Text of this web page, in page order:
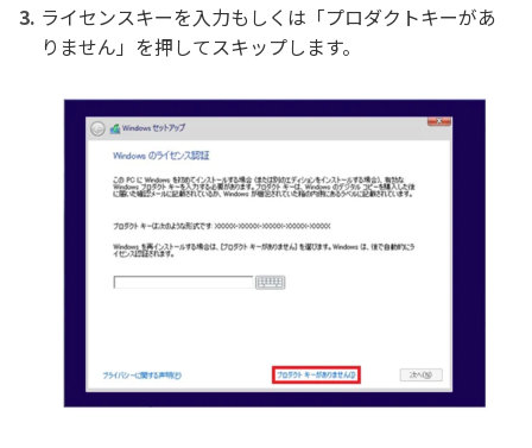
ライセンスキーを入力もしくは「プロダクトキーがあ
りません」を押してスキップします。